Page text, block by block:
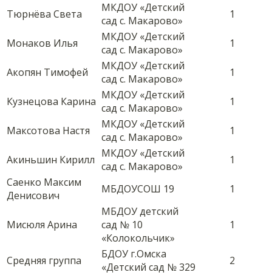
Тюрнёва Света
МКДОУ «Детский
сад с. Макарово»
1
Монаков Илья
МКДОУ «Детский
сад с. Макарово»
1
Акопян Тимофей
МКДОУ «Детский
сад с. Макарово»
1
Кузнецова Карина МКДОУ «Детский
сад с. Макарово»
1
Максотова Настя
МКДОУ «Детский
сад с. Макарово»
1
Акиньшин Кирилл МКДОУ «Детский
сад с. Макарово»
1
Саенко Максим
Денисович
МБДОУСОШ 19 1
Мисюля Арина
МБДОУ детский
сад № 10
«Колокольчик»
1
Средняя группа
БДОУ г.Омска
«Детский сад № 329
2